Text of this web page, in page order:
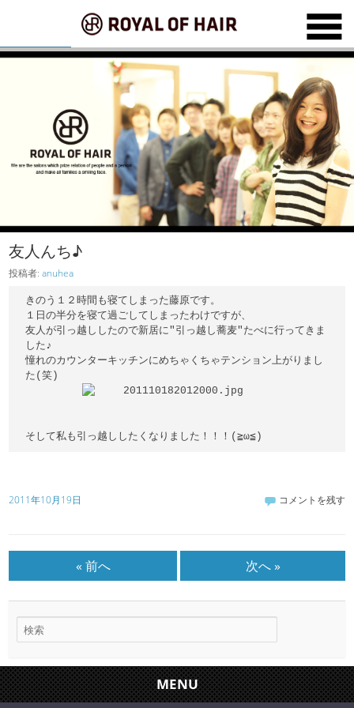
友人んち♪
投稿者:anuhea
きのう１２時間も寝てしまった藤原です。
１日の半分を寝て過ごしてしまったわけですが、
友人が引っ越ししたので新居に"引っ越し蕎麦"たべに行ってきま
した♪
憧れのカウンターキッチンにめちゃくちゃテンション上がりまし
そして私も引っ越ししたくなりました！！！(≧ω≦)
2011年10月19日 コメントを残す
« 前へ 次へ »
MENU